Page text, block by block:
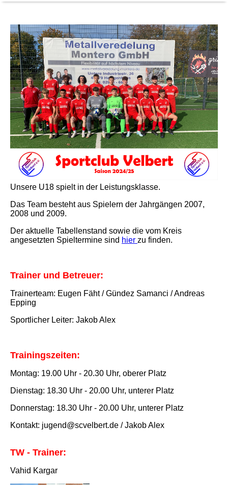
Unsere U18 spielt in der Leistungsklasse.
Das Team besteht aus Spielern der Jahrgängen 2007,
2008 und 2009.
Der aktuelle Tabellenstand sowie die vom Kreis
angesetzten Spieltermine sind hier zu finden.
Trainer und Betreuer:
Trainerteam: Eugen Fäht / Gündez Samanci / Andreas
Epping
Sportlicher Leiter: Jakob Alex
Trainingszeiten:
Montag: 19.00 Uhr - 20.30 Uhr, oberer Platz
Dienstag: 18.30 Uhr - 20.00 Uhr, unterer Platz
Donnerstag: 18.30 Uhr - 20.00 Uhr, unterer Platz
Kontakt: jugend@scvelbert.de / Jakob Alex
TW - Trainer:
Vahid Kargar